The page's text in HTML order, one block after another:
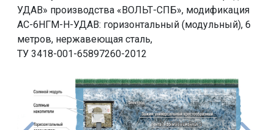
УДАВ» производства «ВОЛЬТ-СПБ», модификация
АС-6НГМ-Н-УДАВ: горизонтальный (модульный), 6
метров, нержавеющая сталь,
ТУ 3418-001-65897260-2012